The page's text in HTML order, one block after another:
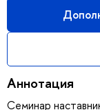
Аннотация
Семинар